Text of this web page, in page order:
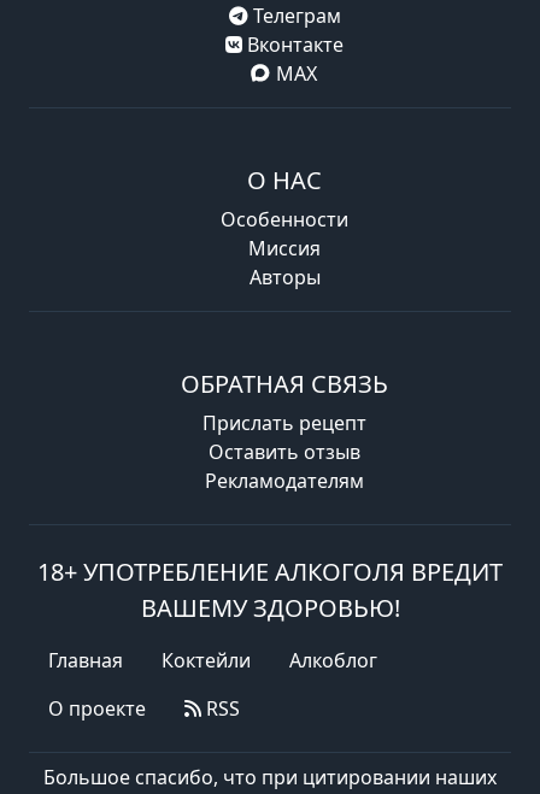
Телеграм
Вконтакте
MAX
О НАС
Особенности
Миссия
Авторы
ОБРАТНАЯ СВЯЗЬ
Прислать рецепт
Оставить отзыв
Рекламодателям
18+ УПОТРЕБЛЕНИЕ АЛКОГОЛЯ ВРЕДИТ
ВАШЕМУ ЗДОРОВЬЮ!
Главная Коктейли
Алкоблог
О проекте
RSS
Большое спасибо, что при цитировании наших